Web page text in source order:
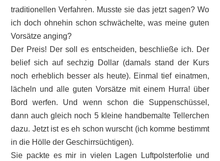
traditionellen Verfahren. Musste sie das jetzt sagen? Wo
ich doch ohnehin schon schwächelte, was meine guten
Vorsätze anging?
Der Preis! Der soll es entscheiden, beschließe ich. Der
belief sich auf sechzig Dollar (damals stand der Kurs
noch erheblich besser als heute). Einmal tief einatmen,
lächeln und alle guten Vorsätze mit einem Hurra! über
Bord werfen. Und wenn schon die Suppenschüssel,
dann auch gleich noch 5 kleine handbemalte Tellerchen
dazu. Jetzt ist es eh schon wurscht (ich komme bestimmt
in die Hölle der Geschirrsüchtigen).
Sie packte es mir in vielen Lagen Luftpolsterfolie und